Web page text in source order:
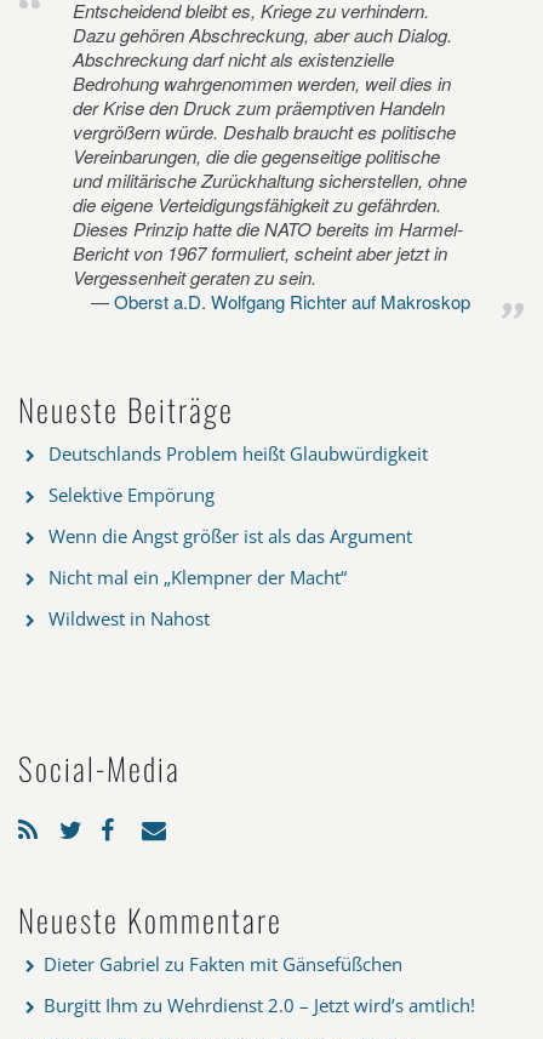
Entscheidend bleibt es, Kriege zu verhindern.
Dazu gehören Abschreckung, aber auch Dialog.
Abschreckung darf nicht als existenzielle
Bedrohung wahrgenommen werden, weil dies in
der Krise den Druck zum präemptiven Handeln
vergrößern würde. Deshalb braucht es politische
Vereinbarungen, die die gegenseitige politische
und militärische Zurückhaltung sicherstellen, ohne
die eigene Verteidigungsfähigkeit zu gefährden.
Dieses Prinzip hatte die NATO bereits im Harmel-
Bericht von 1967 formuliert, scheint aber jetzt in
Vergessenheit geraten zu sein.
Oberst a.D. Wolfgang Richter auf Makroskop
Neueste Beiträge
Deutschlands Problem heißt Glaubwürdigkeit
Selektive Empörung
Wenn die Angst größer ist als das Argument
Nicht mal ein „Klempner der Macht“
Wildwest in Nahost
Social-Media
Neueste Kommentare
Dieter Gabriel zu Fakten mit Gänsefüßchen
Burgitt Ihm zu Wehrdienst 2.0 – Jetzt wird’s amtlich!